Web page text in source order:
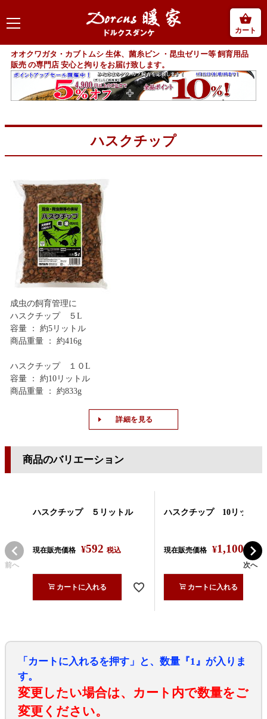
カート
オオクワガタ・カブトムシ 生体、菌糸ビン ・昆虫ゼリー等 飼育用品
販売 の専門店 安心と拘りをお届け致します。
ハスクチップ
成虫の飼育管理に
ハスクチップ ５L
容量 ： 約5リットル
商品重量 ： 約416g
ハスクチップ １０L
容量 ： 約10リットル
商品重量 ： 約833g
詳細を見る
商品のバリエーション
前へ
ハスクチップ ５リットル
現在販売価格 ¥592 税込
カートに入れる
ハスクチップ 10リットル
現在販売価格 ¥1,100 税込
カートに入れる
次へ
「カートに入れるを押す」と、数量『1』が入りま
す。
変更したい場合は、カート内で数量をご
変更ください。